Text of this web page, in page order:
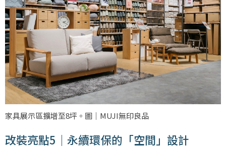
家具展示區擴增至8坪。圖｜MUJI無印良品
改裝亮點5｜永續環保的「空間」設計